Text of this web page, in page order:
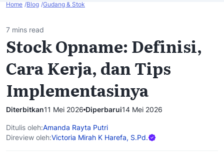
Home Blog Gudang & Stok
7 mins read
Stock Opname: Definisi,
Cara Kerja, dan Tips
Implementasinya
Diterbitkan11 Mei 2026 Diperbarui14 Mei 2026
Ditulis oleh:Amanda Rayta Putri
Direview oleh:Victoria Mirah K Harefa, S.Pd.